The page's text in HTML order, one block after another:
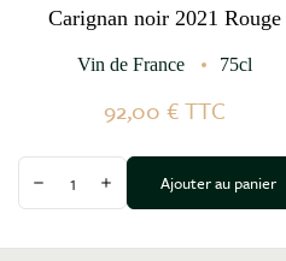
Carignan noir 2021 Rouge
Vin de France 75cl
92,00 €TTC
Diminuer la quantité
Augmenter la quantité
Ajouter au panier